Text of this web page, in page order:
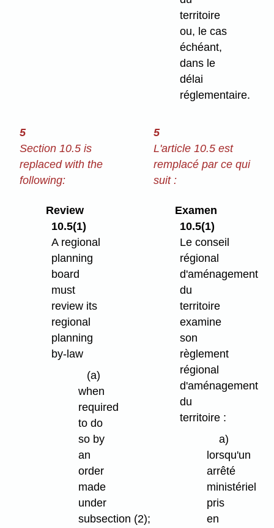
territoire
ou, le cas
échéant,
dans le
délai
réglementaire.
5
Section 10.5 is
replaced with the
following:
5
L'article 10.5 est
remplacé par ce qui
suit :
Review
10.5(1)
A regional
planning
board
must
review its
regional
planning
by-law
(a)
when
required
to do
so by
an
order
made
under
subsection (2);
Examen
10.5(1)
Le conseil
régional
d'aménagement
du
territoire
examine
son
règlement
régional
d'aménagement
du
territoire :
a)
lorsqu'un
arrêté
ministériel
pris
en